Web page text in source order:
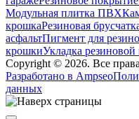
Модульная плитка ПВХ
крошкаРезиновая
асфальтПигмент для
крошкиУкладка
Copyright © 2026. Все
Разработано в Ampseo
данных